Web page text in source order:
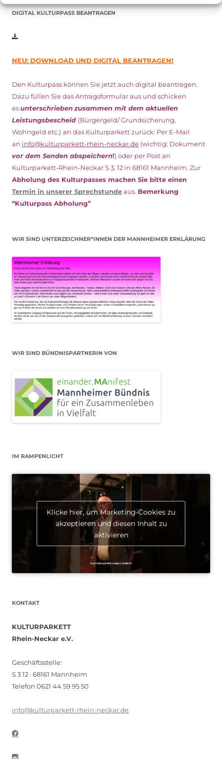
DIGITAL KULTURPASS BEANTRAGEN
NEU: DOWNLOAD UND DIGITAL BEANTRAGEN!
Den Kulturpass können Sie jetzt auch digital beantragen.
Dazu füllen Sie das Antragsformular aus und schicken
esunterschriebenzusammen mit dem aktuellen
Leistungsbescheid (Bürgergeld/ Grundsicherung,
Wohngeld etc.) an das Kulturparkett zurück: Per E-Mail
an info@kulturparkett-rhein-neckar.de (wichtig: Dokument
vor dem Senden abspeichern!) oder per Post an
Kulturparkett-Rhein-Neckar S 3, 12 in 68161 Mannheim. Zur
Abholung des Kulturpasses machen Sie bitte einen
Termin in unserer Sprechstundeaus. Bemerkung
“Kulturpass Abholung”
WIR SIND UNTERZEICHNER*INNEN DER MANNHEIMER ERKLÄRUNG
WIR SIND BÜNDNISPARTNERIN VON
IM RAMPENLICHT
Klicke hier, um Marketing-Cookies zu
akzeptieren und diesen Inhalt zu
aktivieren
KONTAKT
KULTURPARKETT
Rhein-Neckar e.V.
Geschäftsstelle:
S 3 12 · 68161 Mannheim
Telefon 0621 44 59 95 50
info@kulturparkett-rhein-neckar.de